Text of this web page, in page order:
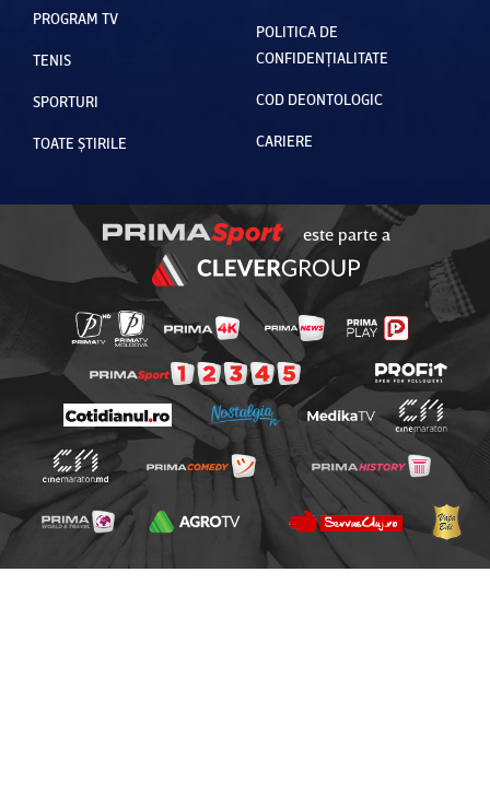
PROGRAM TV
TENIS
SPORTURI
TOATE ȘTIRILE
POLITICA DE
CONFIDENȚIALITATE
COD DEONTOLOGIC
CARIERE
este parte a